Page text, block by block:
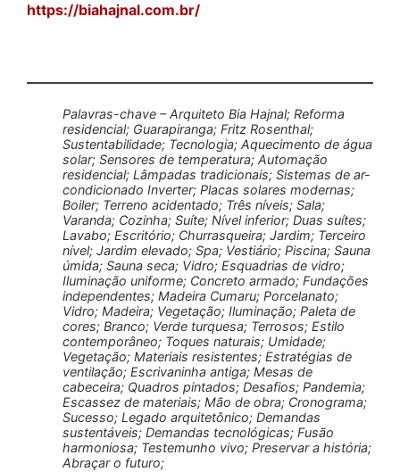
https://biahajnal.com.br/
Palavras-chave – Arquiteto Bia Hajnal; Reforma
residencial; Guarapiranga; Fritz Rosenthal;
Sustentabilidade; Tecnologia; Aquecimento de água
solar; Sensores de temperatura; Automação
residencial; Lâmpadas tradicionais; Sistemas de ar-
condicionado Inverter; Placas solares modernas;
Boiler; Terreno acidentado; Três níveis; Sala;
Varanda; Cozinha; Suíte; Nível inferior; Duas suítes;
Lavabo; Escritório; Churrasqueira; Jardim; Terceiro
nível; Jardim elevado; Spa; Vestiário; Piscina; Sauna
úmida; Sauna seca; Vidro; Esquadrias de vidro;
Iluminação uniforme; Concreto armado; Fundações
independentes; Madeira Cumaru; Porcelanato;
Vidro; Madeira; Vegetação; Iluminação; Paleta de
cores; Branco; Verde turquesa; Terrosos; Estilo
contemporâneo; Toques naturais; Umidade;
Vegetação; Materiais resistentes; Estratégias de
ventilação; Escrivaninha antiga; Mesas de
cabeceira; Quadros pintados; Desafios; Pandemia;
Escassez de materiais; Mão de obra; Cronograma;
Sucesso; Legado arquitetônico; Demandas
sustentáveis; Demandas tecnológicas; Fusão
harmoniosa; Testemunho vivo; Preservar a história;
Abraçar o futuro;